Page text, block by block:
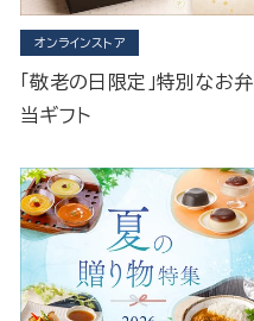
オンラインストア
「敬老の日限定」特別なお弁
当ギフト